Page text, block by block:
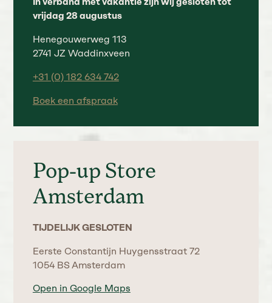
vrijdag 28 augustus
Henegouwerweg 113
2741 JZ Waddinxveen
+31 (0) 182 634 742
Boek een afspraak
Pop-up Store
Amsterdam
TIJDELIJK GESLOTEN
Eerste Constantijn Huygensstraat 72
1054 BS Amsterdam
Open in Google Maps